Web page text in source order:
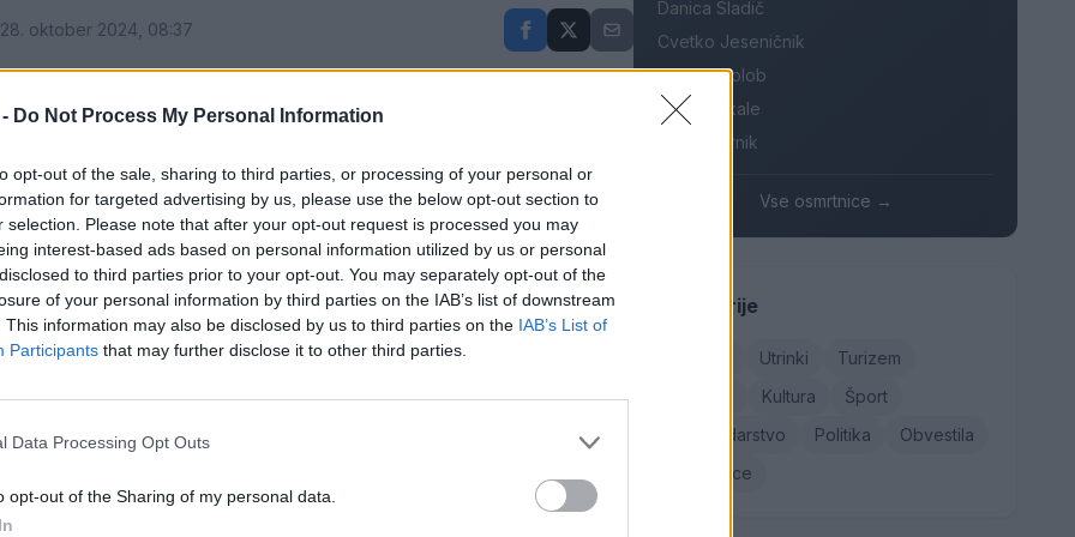
Do Not Process My Personal Information
opt-out of the sale, sharing to third parties, or processing of your personal or
for targeted advertising by us, please use the below opt-out section to
selection. Please note that after your opt-out request is processed you may
interest-based ads based on personal information utilized by us or personal
to third parties prior to your opt-out. You may separately opt-out of the
of your personal information by third parties on the IAB’s list of downstream
This information may also be disclosed by us to third parties on the IAB’s List of
Participants that may further disclose it to other third parties.
Data Processing Opt Outs
opt-out of the Sharing of my personal data.
oktober 2024, 08:37
požarnega rajonaPGD Šoštanj-mesto
gasilcev ter preveriti učinkovitost različnih
nesrečah.
in poteka zgolj v sklopu usposabljanja
Danica Sladič
Cvetko Jeseničnik
Branko Golob
Roman Skale
Ivana Mernik
Vse osmrtnice →
Kategorije
Utrinki
Turizem
Kultura
Šport
Gospodarstvo
Politika
Obvestila
Osmrtnice